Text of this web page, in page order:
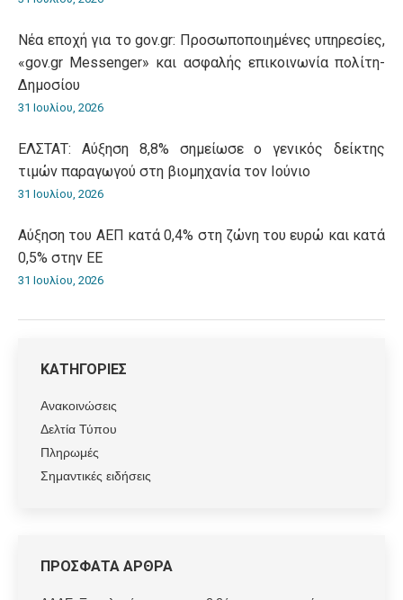
Νέα εποχή για το gov.gr: Προσωποποιημένες υπηρεσίες,
«gov.gr Messenger» και ασφαλής επικοινωνία πολίτη-
Δημοσίου
31 Ιουλίου, 2026
ΕΛΣΤΑΤ: Αύξηση 8,8% σημείωσε ο γενικός δείκτης
τιμών παραγωγού στη βιομηχανία τον Ιούνιο
31 Ιουλίου, 2026
Αύξηση του ΑΕΠ κατά 0,4% στη ζώνη του ευρώ και κατά
0,5% στην ΕΕ
31 Ιουλίου, 2026
ΚΑΤΗΓΟΡΙΕΣ
Ανακοινώσεις
Δελτία Τύπου
Πληρωμές
Σημαντικές ειδήσεις
ΠΡΟΣΦΑΤΑ ΑΡΘΡΑ